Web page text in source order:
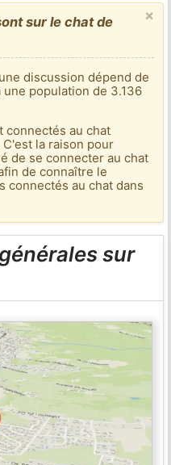
×
sur le chat de
discussion dépend de
population de 3.136
connectés au chat
la raison pour
de se connecter au chat
de connaître le
connectés au chat dans
sur